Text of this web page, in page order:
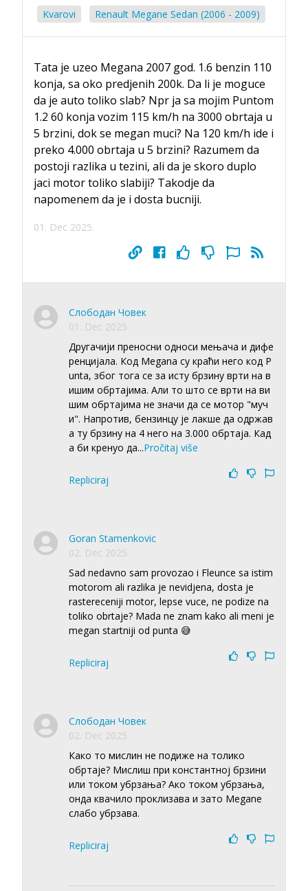
Kvarovi Renault Megane Sedan (2006 - 2009)
Tata je uzeo Megana 2007 god. 1.6 benzin 110
konja, sa oko predjenih 200k. Da li je moguce
da je auto toliko slab? Npr ja sa mojim Puntom
1.2 60 konja vozim 115 km/h na 3000 obrtaja u
5 brzini, dok se megan muci? Na 120 km/h ide i
preko 4.000 obrtaja u 5 brzini? Razumem da
postoji razlika u tezini, ali da je skoro duplo
jaci motor toliko slabiji? Takodje da
napomenem da je i dosta bucniji.
01. Dec 2025.
Слободан Човек
01. Dec 2025.
Другачији преносни односи мењача и дифе
ренцијала. Код Megana су краћи него код P
unta, због тога се за исту брзину врти на в
ишим обртајима. Али то што се врти на ви
шим обртајима не значи да се мотор "муч
и". Напротив, бензинцу је лакше да одржав
а ту брзину на 4 него на 3.000 обртаја. Кад
а би кренуо да...Pročitaj više
Repliciraj
Goran Stamenkovic
02. Dec 2025.
Sad nedavno sam provozao i Fleunce sa istim
motorom ali razlika je nevidjena, dosta je
rastereceniji motor, lepse vuce, ne podize na
toliko obrtaje? Mada ne znam kako ali meni je
megan startniji od punta 😅
Repliciraj
Слободан Човек
02. Dec 2025.
Како то мислин не подиже на толико
обртаје? Мислиш при константној брзини
или током убрзања? Ако током убрзања,
онда квачило проклизава и зато Megane
слабо убрзава.
Repliciraj